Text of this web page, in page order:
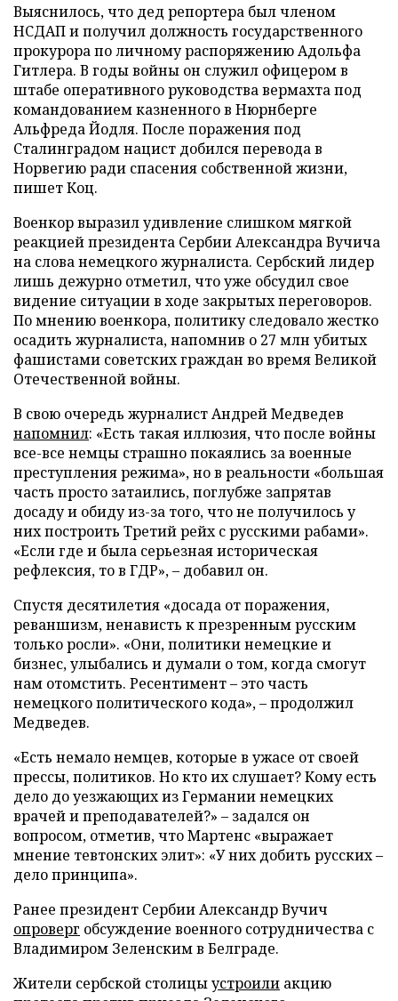
Выяснилось, что дед репортера был членом
НСДАП и получил должность государственного
прокурора по личному распоряжению Адольфа
Гитлера. В годы войны он служил офицером в
штабе оперативного руководства вермахта под
командованием казненного в Нюрнберге
Альфреда Йодля. После поражения под
Сталинградом нацист добился перевода в
Норвегию ради спасения собственной жизни,
пишет Коц.
Военкор выразил удивление слишком мягкой
реакцией президента Сербии Александра Вучича
на слова немецкого журналиста. Сербский лидер
лишь дежурно отметил, что уже обсудил свое
видение ситуации в ходе закрытых переговоров.
По мнению военкора, политику следовало жестко
осадить журналиста, напомнив о 27 млн убитых
фашистами советских граждан во время Великой
Отечественной войны.
В свою очередь журналист Андрей Медведев
напомнил: «Есть такая иллюзия, что после войны
все-все немцы страшно покаялись за военные
преступления режима», но в реальности «большая
часть просто затаились, поглубже запрятав
досаду и обиду из-за того, что не получилось у
них построить Третий рейх с русскими рабами».
«Если где и была серьезная историческая
рефлексия, то в ГДР», – добавил он.
Спустя десятилетия «досада от поражения,
реваншизм, ненависть к презренным русским
только росли». «Они, политики немецкие и
бизнес, улыбались и думали о том, когда смогут
нам отомстить. Ресентимент – это часть
немецкого политического кода», – продолжил
Медведев.
«Есть немало немцев, которые в ужасе от своей
прессы, политиков. Но кто их слушает? Кому есть
дело до уезжающих из Германии немецких
врачей и преподавателей?» – задался он
вопросом, отметив, что Мартенс «выражает
мнение тевтонских элит»: «У них добить русских –
дело принципа».
Ранее президент Сербии Александр Вучич
опроверг обсуждение военного сотрудничества с
Владимиром Зеленским в Белграде.
Жители сербской столицыустроили акцию